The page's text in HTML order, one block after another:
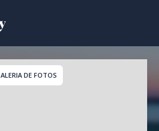
Duplex a
DE FOTOS